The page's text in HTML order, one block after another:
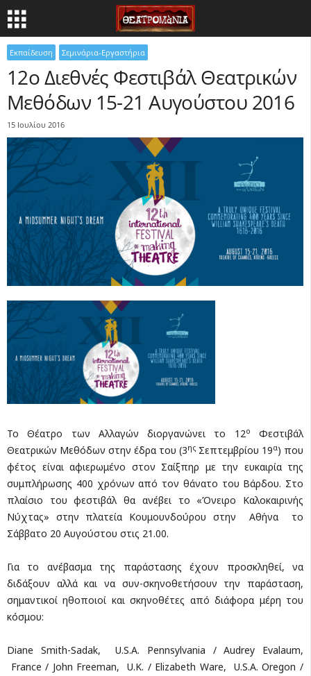
Εκπαίδευση Σεμινάρια-Εργαστήρια
12ο Διεθνές Φεστιβάλ Θεατρικών
Μεθόδων 15-21 Αυγούστου 2016
15 Ιουλίου 2016
Το Θέατρο των Αλλαγών διοργανώνει το 12ο
Φεστιβάλ
Θεατρικών Μεθόδων στην έδρα του (3ης Σεπτεμβρίου 19α) που
φέτος είναι αφιερωμένο στον Σαίξπηρ με την ευκαιρία της
συμπλήρωσης 400 χρόνων από τον θάνατο του Βάρδου. Στο
πλαίσιο του φεστιβάλ θα ανέβει το «Όνειρο Καλοκαιρινής
Νύχτας» στην πλατεία Κουμουνδούρου στην Αθήνα το
Σάββατο 20 Αυγούστου στις 21.00.
Για το ανέβασμα της παράστασης έχουν προσκληθεί, να
διδάξουν αλλά και να συν-σκηνοθετήσουν την παράσταση,
σημαντικοί ηθοποιοί και σκηνοθέτες από διάφορα μέρη του
κόσμου:
Diane Smith-Sadak, U.S.A. Pennsylvania / Audrey Evalaum,
France / John Freeman, U.K. / Elizabeth Ware, U.S.A. Oregon /